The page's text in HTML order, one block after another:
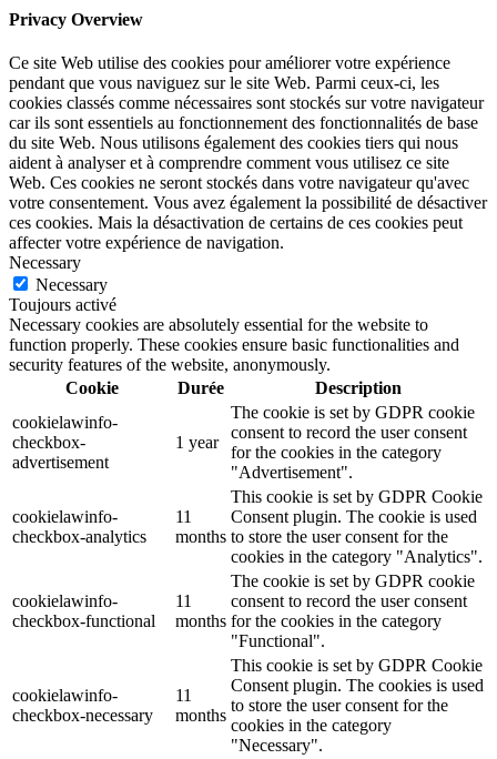
Privacy Overview
Ce site Web utilise des cookies pour améliorer votre expérience
pendant que vous naviguez sur le site Web. Parmi ceux-ci, les
cookies classés comme nécessaires sont stockés sur votre navigateur
car ils sont essentiels au fonctionnement des fonctionnalités de base
du site Web. Nous utilisons également des cookies tiers qui nous
aident à analyser et à comprendre comment vous utilisez ce site
Web. Ces cookies ne seront stockés dans votre navigateur qu'avec
votre consentement. Vous avez également la possibilité de désactiver
ces cookies. Mais la désactivation de certains de ces cookies peut
affecter votre expérience de navigation.
Necessary
Necessary
Toujours activé
Necessary cookies are absolutely essential for the website to
function properly. These cookies ensure basic functionalities and
security features of the website, anonymously.
Cookie
Durée
Description
cookielawinfo-
checkbox-
advertisement
1 year
The cookie is set by GDPR cookie
consent to record the user consent
for the cookies in the category
"Advertisement".
cookielawinfo-
checkbox-analytics
11
months
This cookie is set by GDPR Cookie
Consent plugin. The cookie is used
to store the user consent for the
cookies in the category "Analytics".
cookielawinfo-
checkbox-functional
11
months
The cookie is set by GDPR cookie
consent to record the user consent
for the cookies in the category
"Functional".
cookielawinfo-
checkbox-necessary
11
months
This cookie is set by GDPR Cookie
Consent plugin. The cookies is used
to store the user consent for the
cookies in the category
"Necessary".